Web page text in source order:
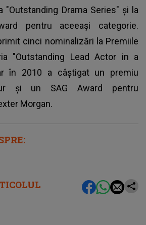
"Outstanding Drama Series" și la
pentru aceeași categorie.
cinci nominalizări la Premiile
"Outstanding Lead Actor in a
în 2010 a câștigat un premiu
și un SAG Award pentru
Morgan.